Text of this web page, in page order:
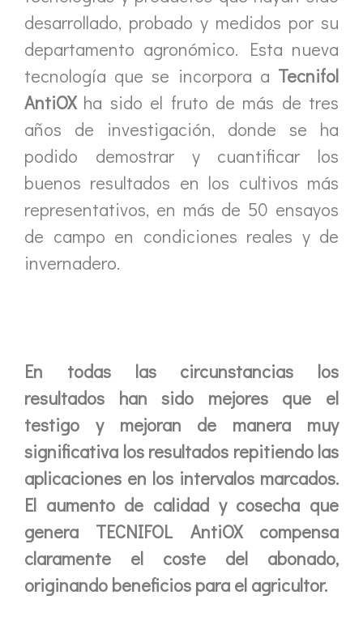
desarrollado, probado y medidos por su
departamento agronómico. Esta nueva
tecnología que se incorpora a Tecnifol
AntiOXha sido el fruto de más de tres
años de investigación, donde se ha
podido demostrar y cuantificar los
buenos resultados en los cultivos más
representativos, en más de 50 ensayos
de campo en condiciones reales y de
invernadero.
En todas las circunstancias los
resultados han sido mejores que el
testigo y mejoran de manera muy
significativa los resultados repitiendo las
aplicaciones en los intervalos marcados.
El aumento de calidad y cosecha que
genera TECNIFOL AntiOX compensa
claramente el coste del abonado,
originando beneficios para el agricultor.